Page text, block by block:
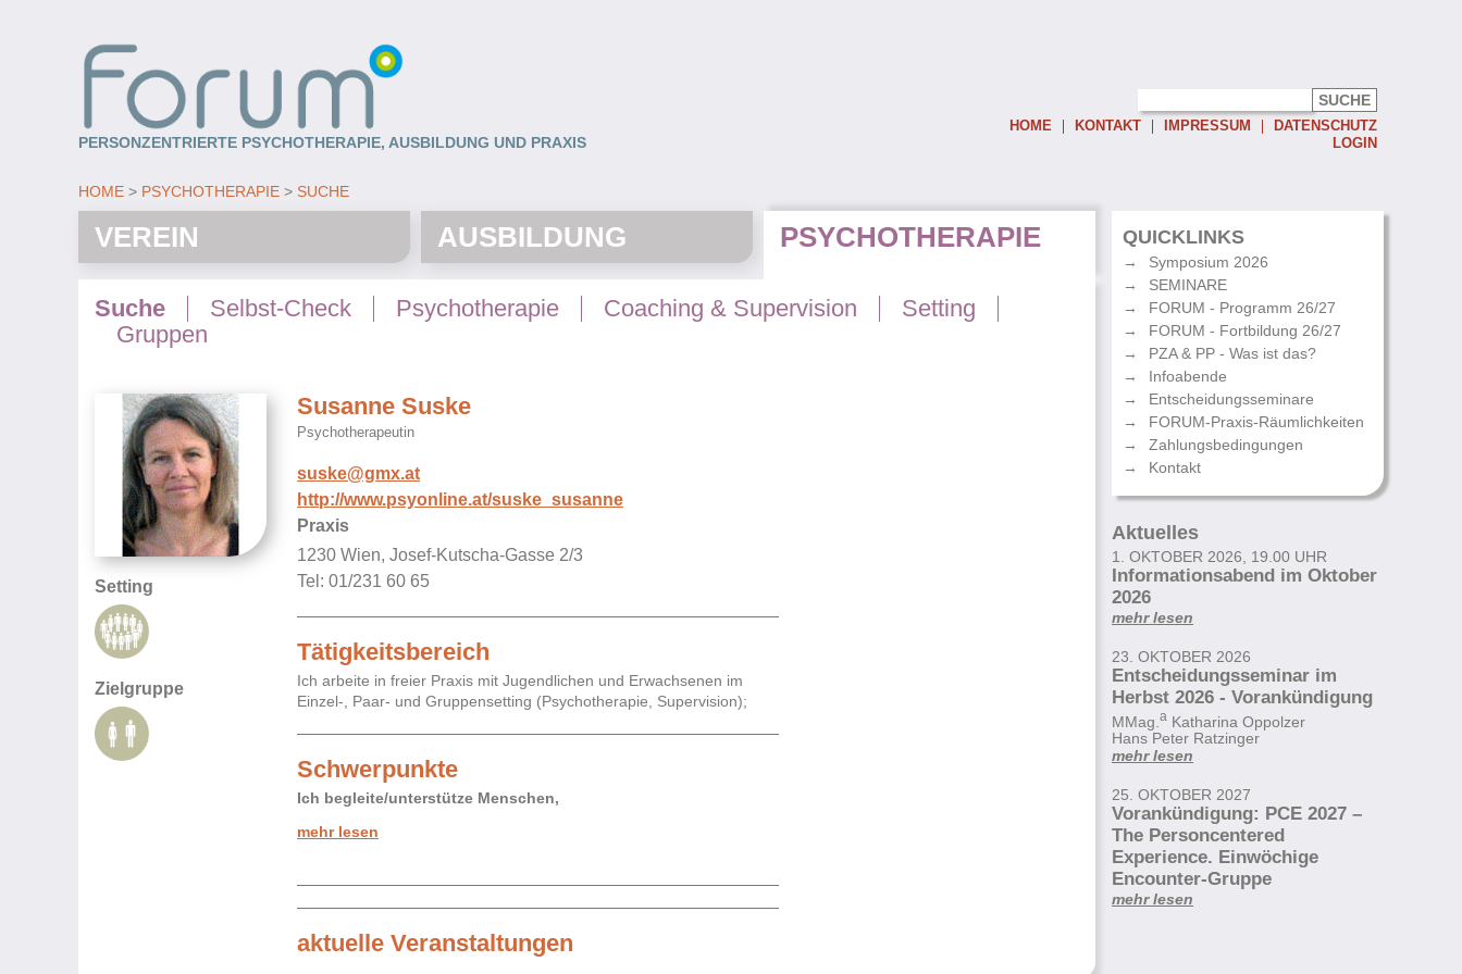
PERSONZENTRIERTE PSYCHOTHERAPIE, AUSBILDUNG UND PRAXIS
HOME KONTAKT IMPRESSUM
DATENSCHUTZ
LOGIN
Password:
Eingeloggt bleiben
Passwort vergessen
HOME PSYCHOTHERAPIE SUCHE
VEREIN AUSBILDUNG PSYCHOTHERAPIE
Suche Selbst-Check Psychotherapie Coaching & Supervision
Setting
Gruppen
Setting
Zielgruppe
Susanne Suske
Psychotherapeutin
suske@gmx.at
http://www.psyonline.at/suske_susanne
Praxis
1230 Wien, Josef-Kutscha-Gasse 2/3
Tel: 01/231 60 65
Tätigkeitsbereich
Ich arbeite in freier Praxis mit Jugendlichen und Erwachsenen im
Einzel-, Paar- und Gruppensetting (Psychotherapie, Supervision);
Schwerpunkte
Ich begleite/unterstütze Menschen,
mehr lesen
aktuelle Veranstaltungen
QUICKLINKS
Symposium 2026
SEMINARE
FORUM - Programm 26/27
FORUM - Fortbildung 26/27
PZA & PP - Was ist das?
Infoabende
Entscheidungsseminare
FORUM-Praxis-Räumlichkeiten
Zahlungsbedingungen
Kontakt
Aktuelles
1. OKTOBER 2026, 19.00 UHR
Informationsabend im Oktober
2026
mehr lesen
23. OKTOBER 2026
Entscheidungsseminar im
Herbst 2026 - Vorankündigung
MMag. a Katharina Oppolzer
Hans Peter Ratzinger
mehr lesen
25. OKTOBER 2027
Vorankündigung: PCE 2027 –
The Personcentered
Experience. Einwöchige
Encounter-Gruppe
mehr lesen